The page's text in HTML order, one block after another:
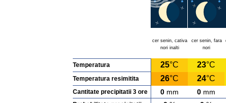
cer senin, cativa
nori inalti
cer senin, fara
nori
Temperatura 25°C 23°C
Temperatura resimitita 26°C 24°C
Cantitate precipitatii 3 ore 0mm 0mm